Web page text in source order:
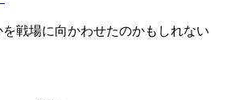
戦場に向かわせたのかもしれない